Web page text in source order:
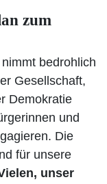
zum
bedrohlich
Gesellschaft,
Demokratie
und
Die
für unsere
unser